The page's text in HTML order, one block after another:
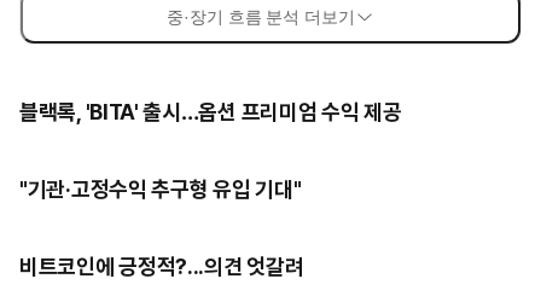
중·장기 흐름 분석 더보기
블랙록, 'BITA' 출시…옵션 프리미엄 수익 제공
"기관·고정수익 추구형 유입 기대"
비트코인에 긍정적?...의견 엇갈려